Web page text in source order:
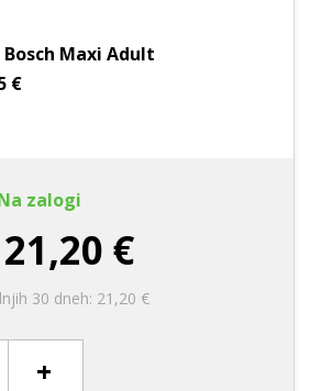
Maxi Adult
€
zalogi
21,20 €
30 dneh: 21,20 €
+